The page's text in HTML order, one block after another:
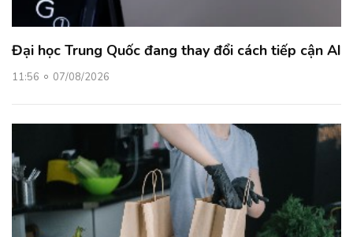
Đại học Trung Quốc đang thay đổi cách tiếp cận AI
11:56 07/08/2026